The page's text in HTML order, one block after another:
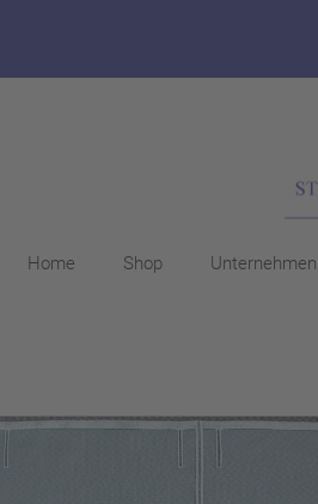
Home Shop Unternehmen